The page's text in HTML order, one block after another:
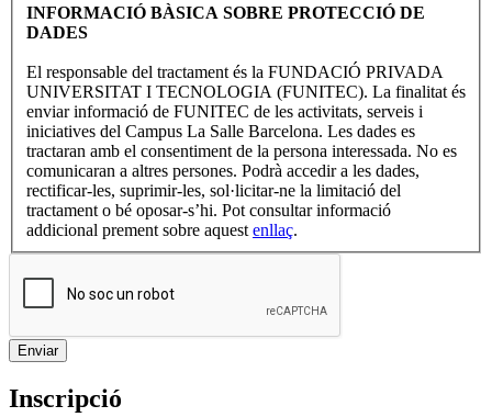
INFORMACIÓ BÀSICA SOBRE PROTECCIÓ DE
DADES
El responsable del tractament és la FUNDACIÓ PRIVADA
UNIVERSITAT I TECNOLOGIA (FUNITEC). La finalitat és
enviar informació de FUNITEC de les activitats, serveis i
iniciatives del Campus La Salle Barcelona. Les dades es
tractaran amb el consentiment de la persona interessada. No es
comunicaran a altres persones. Podrà accedir a les dades,
rectificar-les, suprimir-les, sol·licitar-ne la limitació del
tractament o bé oposar-s’hi. Pot consultar informació
addicional prement sobre aquest enllaç.
Inscripció